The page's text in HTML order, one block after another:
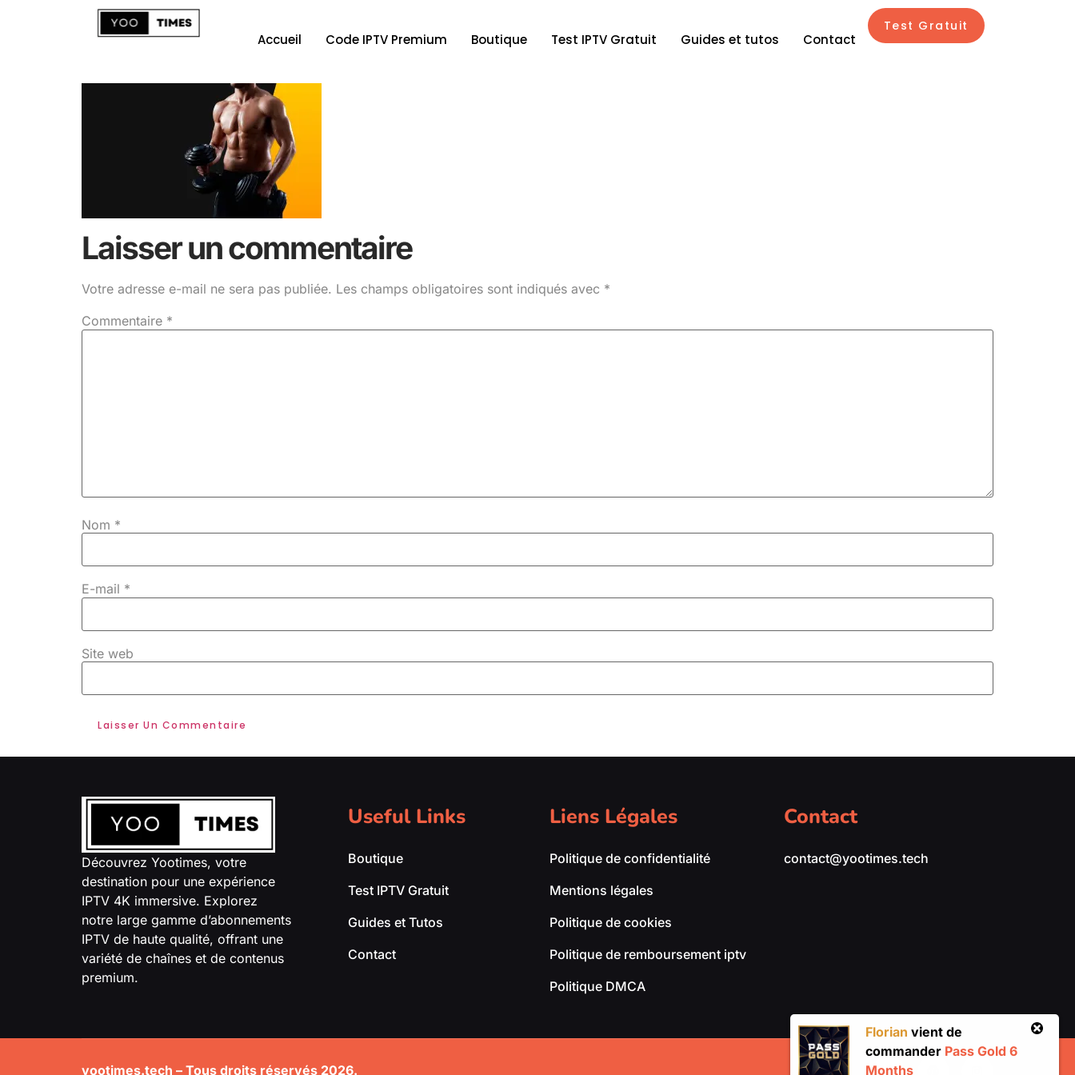
Accueil Code IPTV Premium Boutique Test IPTV Gratuit Guides et tutos Contact
Test Gratuit
Laisser un commentaire
Votre adresse e-mail ne sera pas publiée. Les champs obligatoires sont indiqués avec *
Commentaire *
Nom *
E-mail *
Site web
Découvrez Yootimes, votre
destination pour une expérience
IPTV 4K immersive. Explorez
notre large gamme d’abonnements
IPTV de haute qualité, offrant une
variété de chaînes et de contenus
premium.
Useful Links
Boutique
Test IPTV Gratuit
Guides et Tutos
Contact
Liens Légales
Politique de confidentialité
Mentions légales
Politique de cookies
Politique de remboursement iptv
Politique DMCA
Contact
contact@yootimes.tech
yootimes.tech – Tous droits réservés 2026.
Florian vient de
commander Pass Gold 6
Months